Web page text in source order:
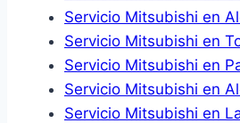
Servicio Mitsubishi en
Servicio Mitsubishi en
Servicio Mitsubishi en
Servicio Mitsubishi en
Servicio Mitsubishi en